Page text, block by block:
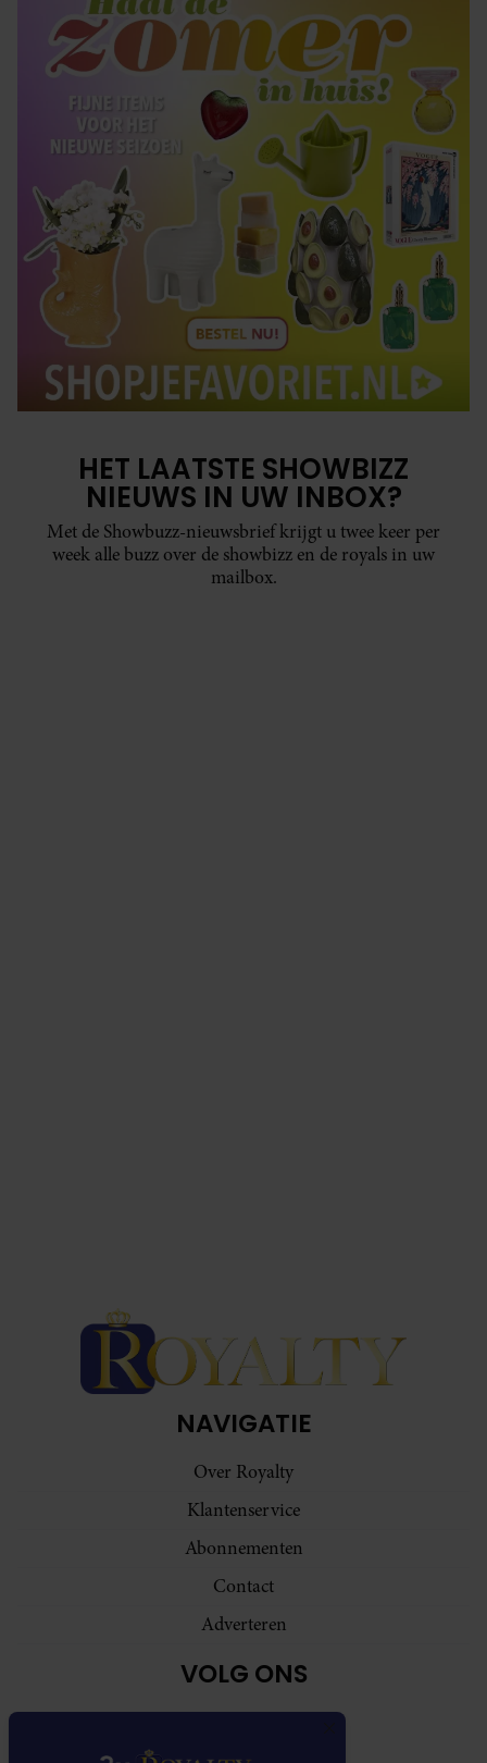
HET LAATSTE SHOWBIZZ
NIEUWS IN UW INBOX?
Met de Showbuzz-nieuwsbrief krijgt u twee keer per
week alle buzz over de showbizz en de royals in uw
mailbox.
NAVIGATIE
Over Royalty
Klantenservice
Abonnementen
Contact
Adverteren
VOLG ONS